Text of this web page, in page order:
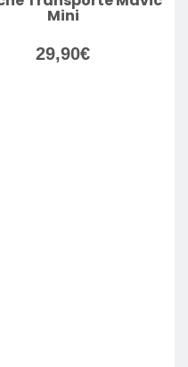
Mini
29,90€